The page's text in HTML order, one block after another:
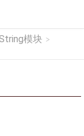
模块 >